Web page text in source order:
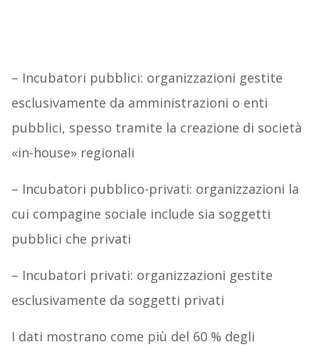
– Incubatori pubblici: organizzazioni gestite
esclusivamente da amministrazioni o enti
pubblici, spesso tramite la creazione di società
«in-house» regionali
– Incubatori pubblico-privati: organizzazioni la
cui compagine sociale include sia soggetti
pubblici che privati
– Incubatori privati: organizzazioni gestite
esclusivamente da soggetti privati
I dati mostrano come più del 60 % degli